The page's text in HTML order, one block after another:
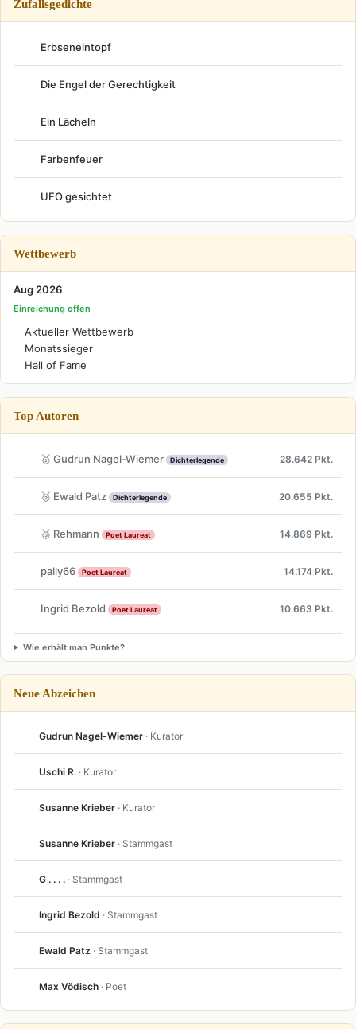
Zufallsgedichte
Erbseneintopf
Die Engel der Gerechtigkeit
Ein Lächeln
Farbenfeuer
UFO gesichtet
Wettbewerb
Aug 2026
Einreichung offen
Aktueller Wettbewerb
Monatssieger
Hall of Fame
Top Autoren
🥇 Gudrun Nagel-Wiemer Dichterlegende 28.642 Pkt.
🥈 Ewald Patz Dichterlegende 20.655 Pkt.
🥉 Rehmann Poet Laureat 14.869 Pkt.
pally66 Poet Laureat 14.174 Pkt.
Ingrid Bezold Poet Laureat 10.663 Pkt.
Wie erhält man Punkte?
Neue Abzeichen
Gudrun Nagel-Wiemer · Kurator
Uschi R. · Kurator
Susanne Krieber · Kurator
Susanne Krieber · Stammgast
G . . . . · Stammgast
Ingrid Bezold · Stammgast
Ewald Patz · Stammgast
Max Vödisch · Poet